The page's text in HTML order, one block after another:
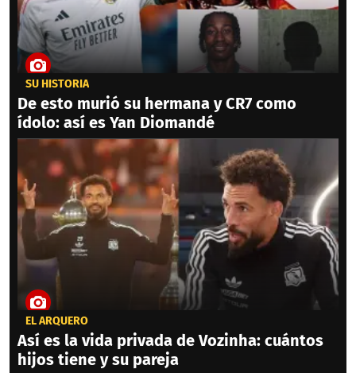
SU HISTORIA
De esto murió su hermana y CR7 como
ídolo: así es Yan Diomandé
EL ARQUERO
Así es la vida privada de Vozinha: cuántos
hijos tiene y su pareja